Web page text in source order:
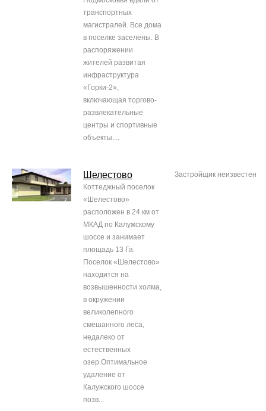
транспортных
магистралей. Все дома
в поселке заселены. В
распоряжении
жителей развитая
инфраструктура
«Горки-2»,
включающая торгово-
развлекательные
центры и спортивные
объекты....
Шелестовo
Коттеджный поселок
«Шелестово»
расположен в 24 км от
МКАД по Калужскому
шоссе и занимает
площадь 13 Га.
Поселок «Шелестово»
находится на
возвышенности холма,
в окружении
великолепного
смешанного леса,
недалеко от
естественных
озер.Оптимальное
удаление от
Калужского шоссе
позв...
Застройщик неизвестен